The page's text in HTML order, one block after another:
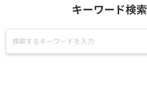
キーワード検索